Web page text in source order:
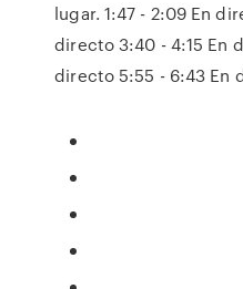
lugar. 1:47 - 2:09 En
directo 3:40 - 4:15 En
directo 5:55 - 6:43 En